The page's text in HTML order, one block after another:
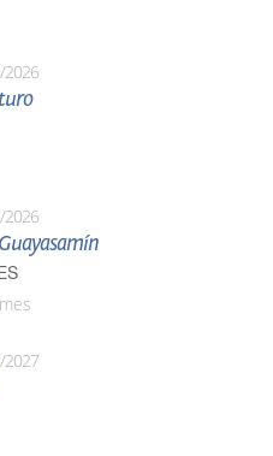
2026
2026
2027